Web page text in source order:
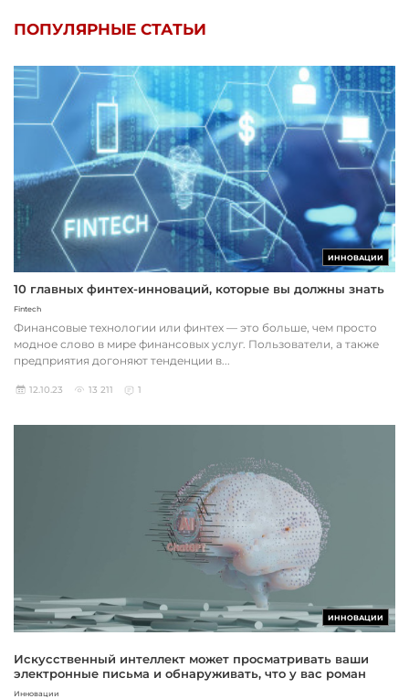
ПОПУЛЯРНЫЕ СТАТЬИ
ИННОВАЦИИ
10 главных финтех-инноваций, которые вы должны знать
Fintech
Финансовые технологии или финтех — это больше, чем просто
модное слово в мире финансовых услуг. Пользователи, а также
предприятия догоняют тенденции в...
12.10.23 13 211 1
ИННОВАЦИИ
Искусственный интеллект может просматривать ваши
электронные письма и обнаруживать, что у вас роман
Инновации